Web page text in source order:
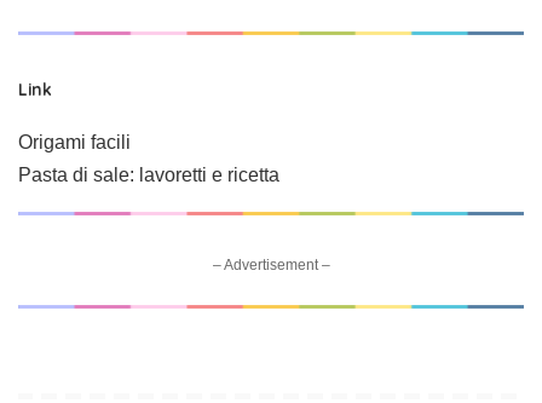
Link
Origami facili
Pasta di sale: lavoretti e ricetta
– Advertisement –